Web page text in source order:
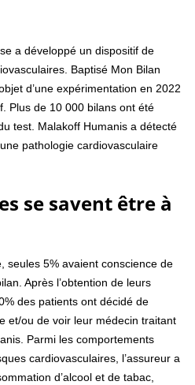
a développé un dispositif de
Baptisé Mon Bilan
d’une expérimentation en 2022
Plus de 10 000 bilans ont été
test. Malakoff Humanis a détecté
pathologie cardiovasculaire
se savent être à
seules 5% avaient conscience de
Après l’obtention de leurs
des patients ont décidé de
et/ou de voir leur médecin traitant
Parmi les comportements
cardiovasculaires, l’assureur a
d’alcool et de tabac,